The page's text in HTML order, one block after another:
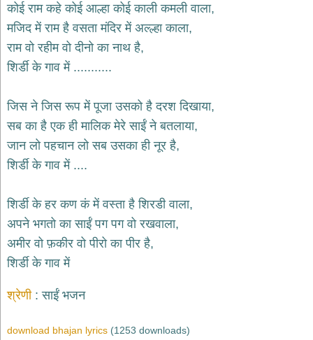
कृष्ण
भजन
krishna
bhajans
शिव
bhajans
हनुमान
भजन
hanuman
bhajans
भजन
sai
bhajans
जैन
भजन
bhajans
भजन
कोई राम कहे कोई आल्हा कोई काली कमली वाला,
मजिद में राम है वसता मंदिर में अल्ल्हा काला,
राम वो रहीम वो दीनो का नाथ है,
शिर्डी के गाव में ...........
जिस ने जिस रूप में पूजा उसको है दरश दिखाया,
सब का है एक ही मालिक मेरे साईं ने बतलाया,
जान लो पहचान लो सब उसका ही नूर है,
शिर्डी के गाव में ....
शिर्डी के हर कण कं में वस्ता है शिरडी वाला,
अपने भगतो का साईं पग पग वो रखवाला,
अमीर वो फ़कीर वो पीरो का पीर है,
शिर्डी के गाव में
श्रेणी साईं भजन
download bhajan lyrics (1253 downloads)